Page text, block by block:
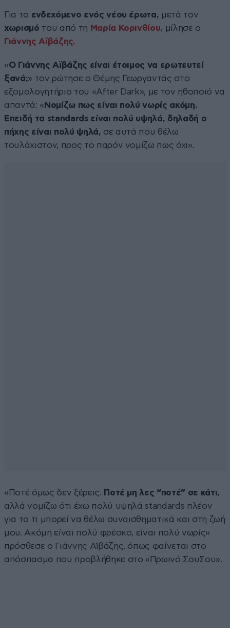
Για το ενδεχόμενο ενός νέου έρωτα, μετά τον
χωρισμό του από τη Μαρία Κορινθίου, μίλησε ο
Γιάννης Αϊβάζης.
«Ο Γιάννης Αϊβάζης είναι έτοιμος να ερωτευτεί
ξανά;» τον ρώτησε ο Θέμης Γεωργαντάς στο
εξομολογητήριο του «After Dark», με τον ηθοποιό να
απαντά: « Νομίζω πως είναι πολύ νωρίς ακόμη.
Επειδή τα standards είναι πολύ υψηλά, δηλαδή ο
πήχης είναι πολύ ψηλά, σε αυτά που θέλω
τουλάχιστον, προς το παρόν νομίζω πως όχι».
«Ποτέ όμως δεν ξέρεις. Ποτέ μη λες “ποτέ” σε κάτι,
αλλά νομίζω ότι έχω πολύ υψηλά standards πλέον
για το τι μπορεί να θέλω συναισθηματικά και στη ζωή
μου. Ακόμη είναι πολύ φρέσκο, είναι πολύ νωρίς»
πρόσθεσε ο Γιάννης Αϊβάζης, όπως φαίνεται στο
απόσπασμα που προβλήθηκε στο «Πρωινό ΣουΣου».